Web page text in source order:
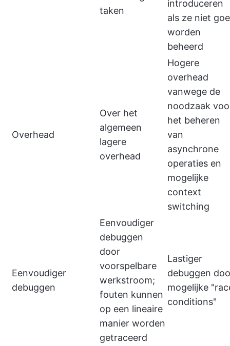
taken
introduceren
als ze niet
worden
beheerd
Overhead
Over het
algemeen
lagere
overhead
Hogere
overhead
vanwege de
noodzaak
het beheren
van
asynchrone
operaties en
mogelijke
context
switching
Eenvoudiger
debuggen
Eenvoudiger
debuggen
door
voorspelbare
werkstroom;
fouten kunnen
op een lineaire
manier worden
getraceerd
Lastiger
debuggen
mogelijke
conditions"